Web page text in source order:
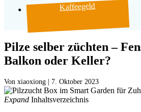
Kaffeegeld
Pilze selber züchten –
Balkon oder Keller?
Von 7. Oktober 2023
Expand Inhaltsverzeichnis